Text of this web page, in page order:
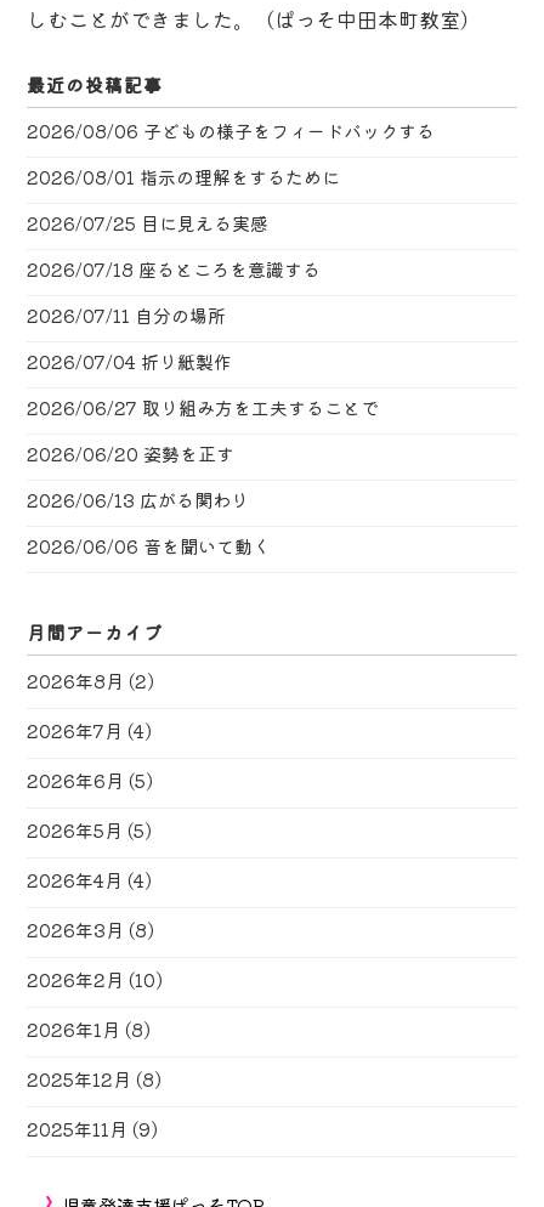
しむことができました。（ぱっそ中田本町教室）
最近の投稿記事
2026/08/06 子どもの様子をフィードバックする
2026/08/01 指示の理解をするために
2026/07/25 目に見える実感
2026/07/18 座るところを意識する
2026/07/11 自分の場所
2026/07/04 折り紙製作
2026/06/27 取り組み方を工夫することで
2026/06/20 姿勢を正す
2026/06/13 広がる関わり
2026/06/06 音を聞いて動く
月間アーカイブ
2026年8月 (2)
2026年7月 (4)
2026年6月 (5)
2026年5月 (5)
2026年4月 (4)
2026年3月 (8)
2026年2月 (10)
2026年1月 (8)
2025年12月 (8)
2025年11月 (9)